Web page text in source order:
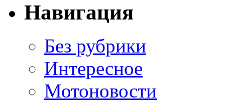
Навигация
Без рубрики
Интересное
Мотоновости